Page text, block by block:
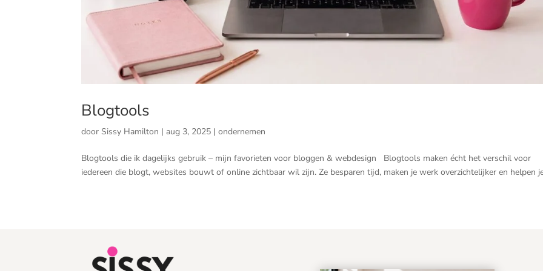
Blogtools
door Sissy Hamilton |aug 3, 2025 |ondernemen
Blogtools die ik dagelijks gebruik – mijn favorieten voor bloggen & webdesign Blogtools maken écht het verschil voor
iedereen die blogt, websites bouwt of online zichtbaar wil zijn. Ze besparen tijd, maken je werk overzichtelijker en helpen